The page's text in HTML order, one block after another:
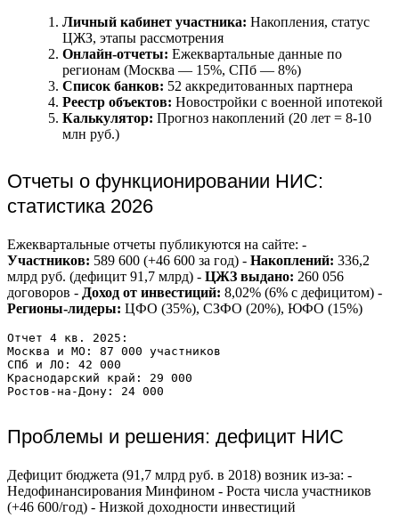
Личный кабинет участника: Накопления, статус
ЦЖЗ, этапы рассмотрения
Онлайн-отчеты: Ежеквартальные данные по
регионам (Москва — 15%, СПб — 8%)
Список банков: 52 аккредитованных партнера
Реестр объектов: Новостройки с военной ипотекой
Калькулятор: Прогноз накоплений (20 лет = 8-10
млн руб.)
Отчеты о функционировании НИС:
статистика 2026
Ежеквартальные отчеты публикуются на сайте: -
Участников: 589 600 (+46 600 за год) - Накоплений: 336,2
млрд руб. (дефицит 91,7 млрд) - ЦЖЗ выдано: 260 056
договоров - Доход от инвестиций: 8,02% (6% с дефицитом) -
Регионы-лидеры: ЦФО (35%), СЗФО (20%), ЮФО (15%)
Отчет 4 кв. 2025:
Москва и МО: 87 000 участников
СПб и ЛО: 42 000
Краснодарский край: 29 000
Проблемы и решения: дефицит НИС
Дефицит бюджета (91,7 млрд руб. в 2018) возник из-за: -
Недофинансирования Минфином - Роста числа участников
(+46 600/год) - Низкой доходности инвестиций